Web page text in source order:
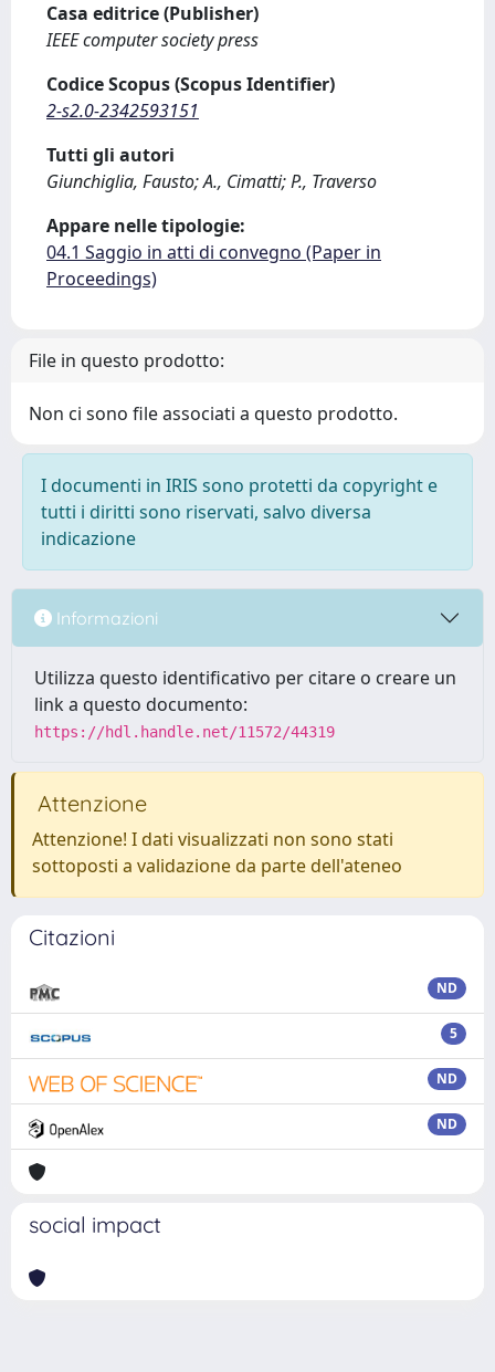
Casa editrice (Publisher)
IEEE computer society press
Codice Scopus (Scopus Identifier)
2-s2.0-2342593151
Tutti gli autori
Giunchiglia, Fausto; A., Cimatti; P., Traverso
Appare nelle tipologie:
04.1 Saggio in atti di convegno (Paper in
Proceedings)
File in questo prodotto:
Non ci sono file associati a questo prodotto.
I documenti in IRIS sono protetti da copyright e
tutti i diritti sono riservati, salvo diversa
indicazione
Informazioni
Utilizza questo identificativo per citare o creare un
link a questo documento:
https://hdl.handle.net/11572/44319
Attenzione
Attenzione! I dati visualizzati non sono stati
sottoposti a validazione da parte dell'ateneo
Citazioni
ND
5
ND
ND
social impact